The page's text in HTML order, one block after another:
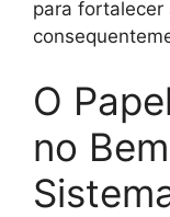
para fortalecer
O
no